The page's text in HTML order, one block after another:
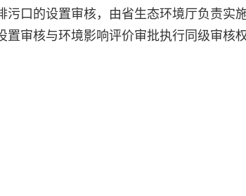
口的设置审核，由省生态环境厅负责实
审核与环境影响评价审批执行同级审核